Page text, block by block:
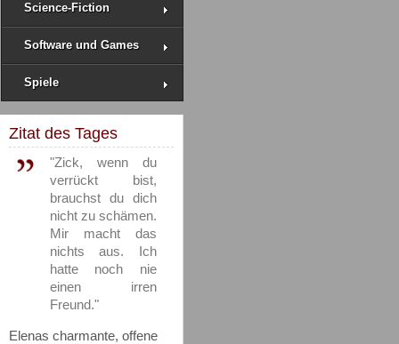
Science-Fiction
Software und Games
Spiele
Zitat des Tages
"Zick, wenn du
verrückt bist,
brauchst du dich
nicht zu schämen.
Mir macht das
nichts aus. Ich
hatte noch nie
einen irren
Freund."
Elenas charmante, offene